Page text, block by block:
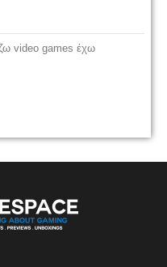
video games έχω